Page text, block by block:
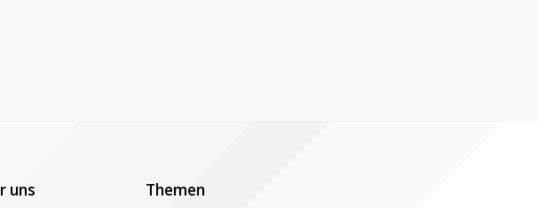
uns
Themen